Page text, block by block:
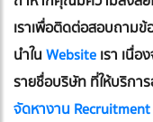
เราเพื่อติดต่อสอบถาม
นำในWebsiteเรา เนื่อ
รายชื่อบริษัท ที่ให้บริกา
จัดหางาน Recruitment